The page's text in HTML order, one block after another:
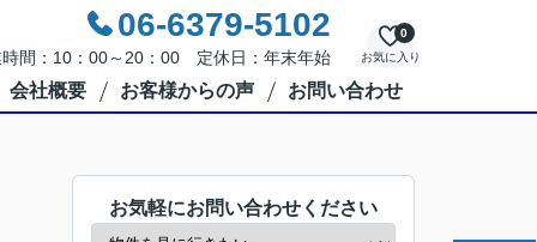
06-6379-5102
間：10：00～20：00 定休日：年末年始 お気に入り
0
会社概要 お客様からの声 お問い合わせ
お気軽にお問い合わせください